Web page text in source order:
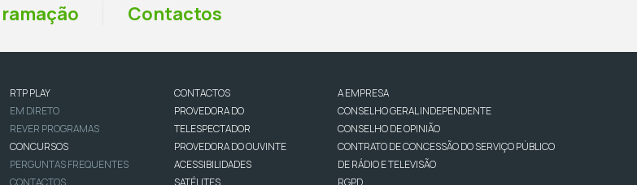
Contactos
RTP PLAY
EM DIRETO
REVER PROGRAMAS
CONCURSOS
PERGUNTAS FREQUENTES
CONTACTOS
CONTACTOS
PROVEDORA DO
TELESPECTADOR
PROVEDORA DO OUVINTE
ACESSIBILIDADES
SATÉLITES
A EMPRESA
CONSELHO GERAL INDEPENDENTE
CONSELHO DE OPINIÃO
CONTRATO DE CONCESSÃO DO SERVIÇO PÚBLICO
DE RÁDIO E TELEVISÃO
RGPD